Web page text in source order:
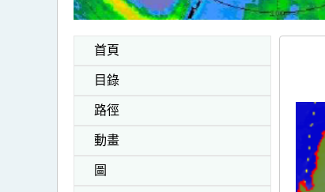
首頁
目錄
路徑
動畫
圖